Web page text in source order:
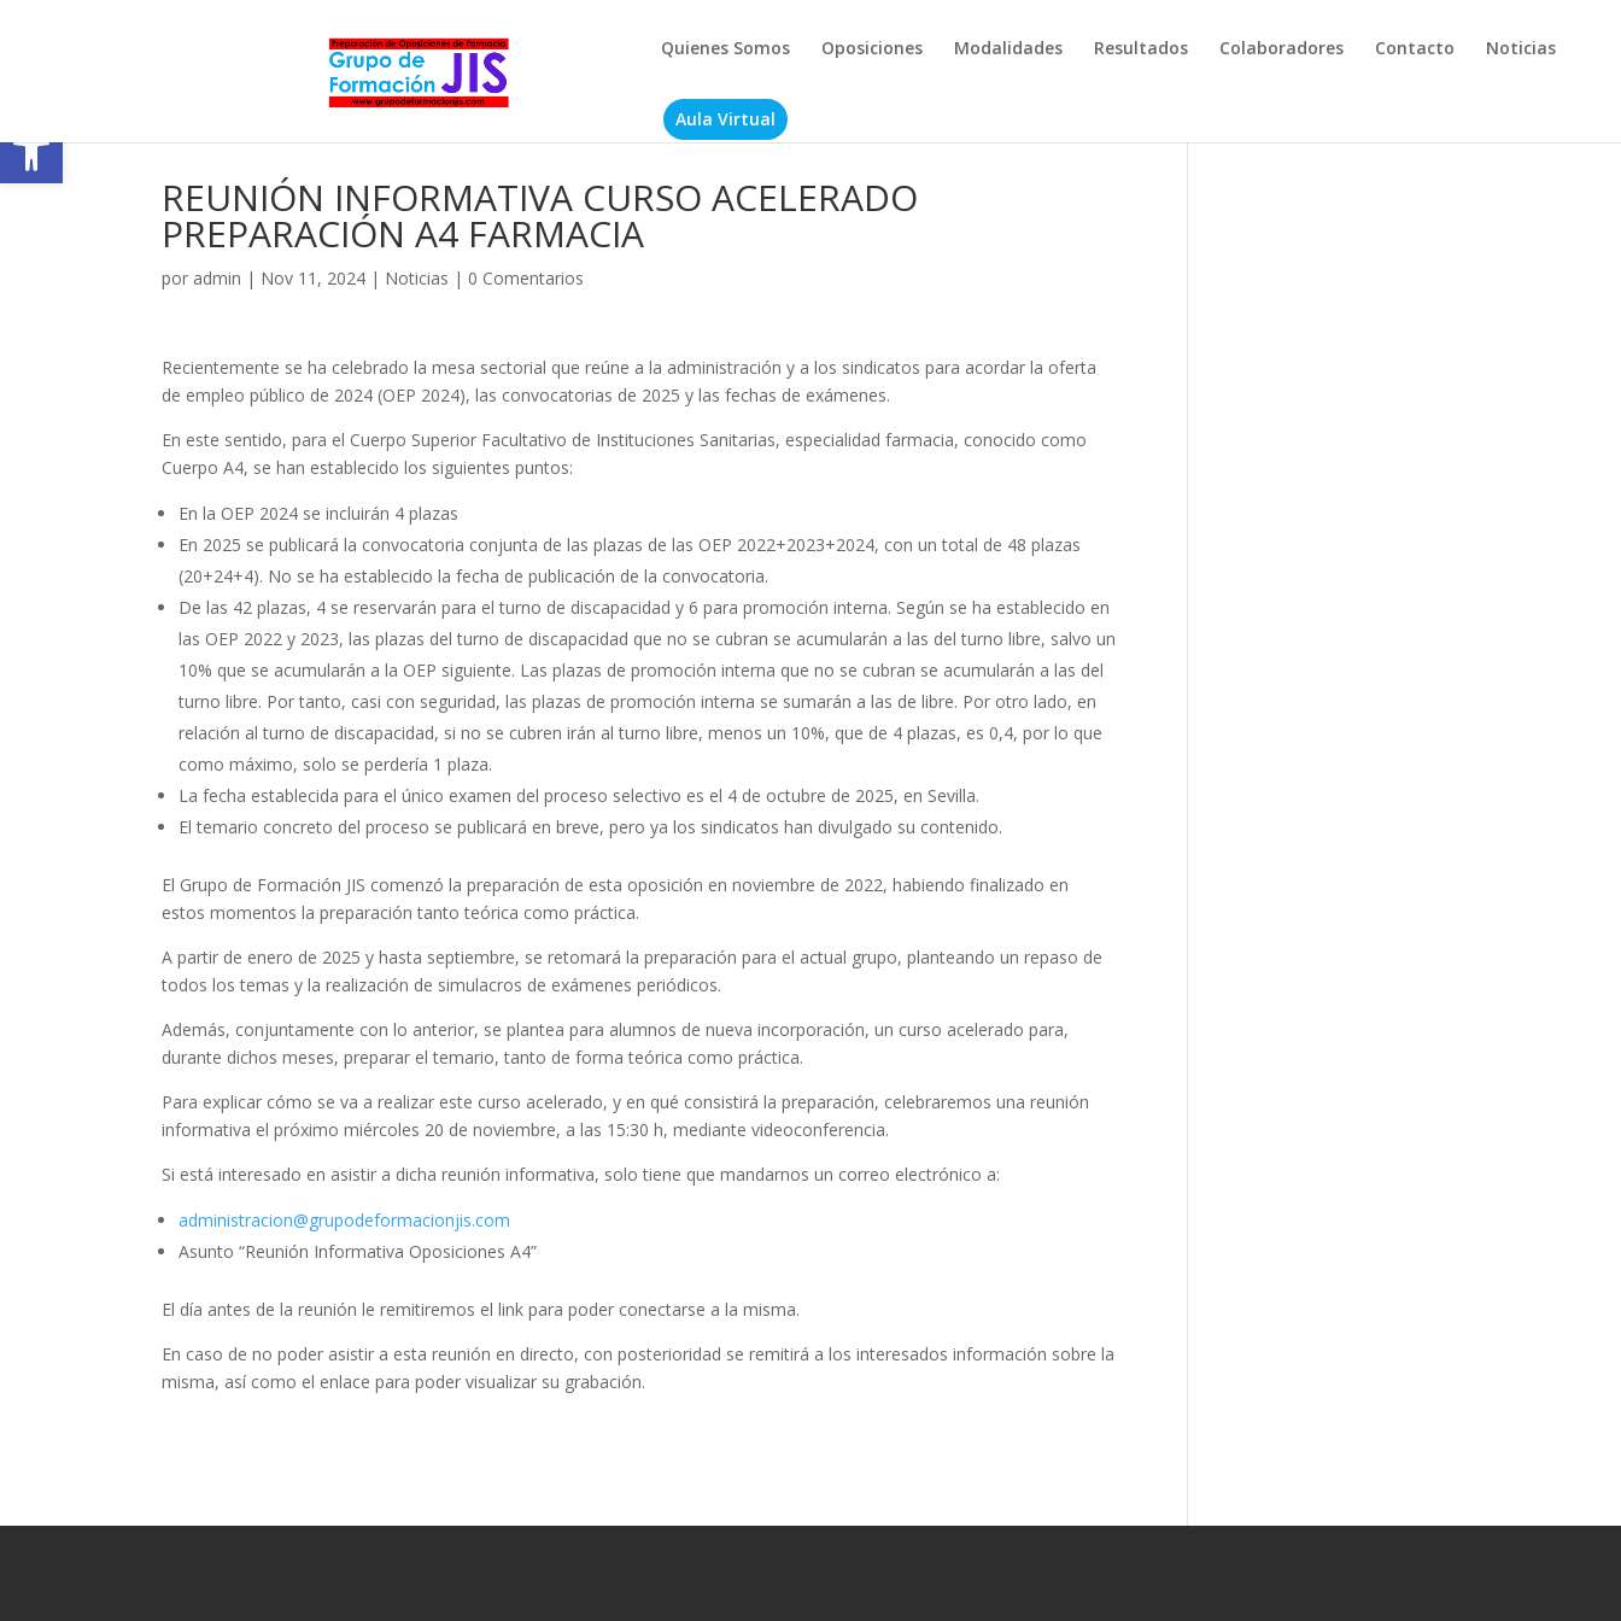
Abrir barra de herramientas
Quienes Somos Oposiciones Modalidades Resultados Colaboradores Contacto Noticias
Aula Virtual
REUNIÓN INFORMATIVA CURSO ACELERADO
PREPARACIÓN A4 FARMACIA
por admin | Nov 11, 2024 | Noticias | 0 Comentarios
Recientemente se ha celebrado la mesa sectorial que reúne a la administración y a los sindicatos para acordar la oferta
de empleo público de 2024 (OEP 2024), las convocatorias de 2025 y las fechas de exámenes.
En este sentido, para el Cuerpo Superior Facultativo de Instituciones Sanitarias, especialidad farmacia, conocido como
Cuerpo A4, se han establecido los siguientes puntos:
En la OEP 2024 se incluirán 4 plazas
En 2025 se publicará la convocatoria conjunta de las plazas de las OEP 2022+2023+2024, con un total de 48 plazas
(20+24+4). No se ha establecido la fecha de publicación de la convocatoria.
De las 42 plazas, 4 se reservarán para el turno de discapacidad y 6 para promoción interna. Según se ha establecido en
las OEP 2022 y 2023, las plazas del turno de discapacidad que no se cubran se acumularán a las del turno libre, salvo un
10% que se acumularán a la OEP siguiente. Las plazas de promoción interna que no se cubran se acumularán a las del
turno libre. Por tanto, casi con seguridad, las plazas de promoción interna se sumarán a las de libre. Por otro lado, en
relación al turno de discapacidad, si no se cubren irán al turno libre, menos un 10%, que de 4 plazas, es 0,4, por lo que
como máximo, solo se perdería 1 plaza.
La fecha establecida para el único examen del proceso selectivo es el 4 de octubre de 2025, en Sevilla.
El temario concreto del proceso se publicará en breve, pero ya los sindicatos han divulgado su contenido.
El Grupo de Formación JIS comenzó la preparación de esta oposición en noviembre de 2022, habiendo finalizado en
estos momentos la preparación tanto teórica como práctica.
A partir de enero de 2025 y hasta septiembre, se retomará la preparación para el actual grupo, planteando un repaso de
todos los temas y la realización de simulacros de exámenes periódicos.
Además, conjuntamente con lo anterior, se plantea para alumnos de nueva incorporación, un curso acelerado para,
durante dichos meses, preparar el temario, tanto de forma teórica como práctica.
Para explicar cómo se va a realizar este curso acelerado, y en qué consistirá la preparación, celebraremos una reunión
informativa el próximo miércoles 20 de noviembre, a las 15:30 h, mediante videoconferencia.
Si está interesado en asistir a dicha reunión informativa, solo tiene que mandarnos un correo electrónico a:
administracion@grupodeformacionjis.com
Asunto “Reunión Informativa Oposiciones A4”
El día antes de la reunión le remitiremos el link para poder conectarse a la misma.
En caso de no poder asistir a esta reunión en directo, con posterioridad se remitirá a los interesados información sobre la
misma, así como el enlace para poder visualizar su grabación.